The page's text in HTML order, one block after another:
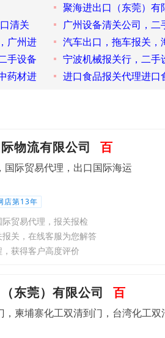
聚海进出口（东莞）有
清关
广州设备清关公司，二
广州进
汽车出口，拖车报关，
手设备
宁波机械报关行，二手
药材进
进口食品报关代理进口
物流有限公司 百
国际贸易代理，出口国际海运
店第13年
贸易代理，报关报检
关，在线客服为您解答
获得客户高度评价
东莞）有限公司 百
，柬埔寨化工双清到门，台湾化工双